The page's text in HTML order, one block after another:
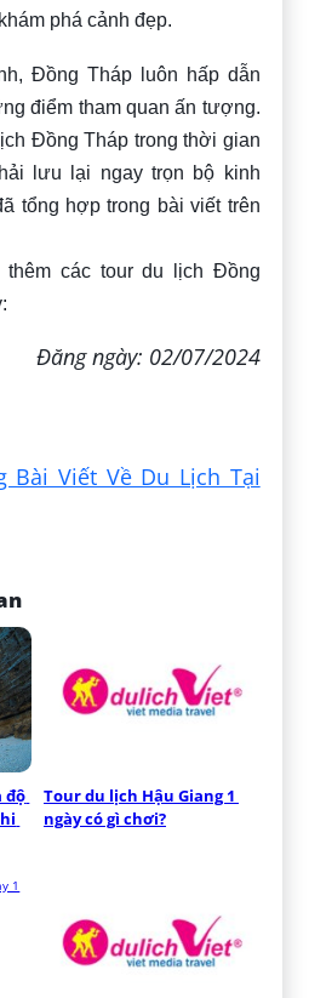
phá cảnh đẹp.
Đồng Tháp luôn hấp dẫn
điểm tham quan ấn tượng.
Đồng Tháp trong thời gian
lưu lại ngay trọn bộ kinh
tổng hợp trong bài viết trên
các tour du lịch Đồng
Đăng ngày: 02/07/2024
Bài Viết Về Du Lịch Tại
độ
Tour du lịch Hậu Giang 1
ngày có gì chơi?